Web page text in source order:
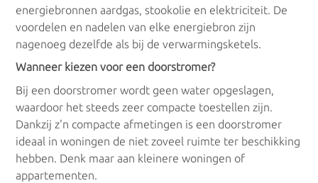
energiebronnen aardgas, stookolie en elektriciteit. De
voordelen en nadelen van elke energiebron zijn
nagenoeg dezelfde als bij de verwarmingsketels.
Wanneer kiezen voor een doorstromer?
Bij een doorstromer wordt geen water opgeslagen,
waardoor het steeds zeer compacte toestellen zijn.
Dankzij z'n compacte afmetingen is een doorstromer
ideaal in woningen de niet zoveel ruimte ter beschikking
hebben. Denk maar aan kleinere woningen of
appartementen.